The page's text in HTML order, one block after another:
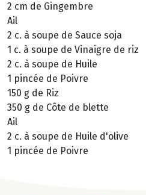
2 cm de Gingembre
Ail
2 c. à soupe de Sauce soja
1 c. à soupe de Vinaigre de riz
2 c. à soupe de Huile
1 pincée de Poivre
150 g de Riz
350 g de Côte de blette
Ail
2 c. à soupe de Huile d'olive
1 pincée de Poivre